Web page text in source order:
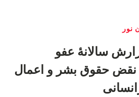
نور
سالانهٔ عفو
نقض حقوق بشر و اعمال